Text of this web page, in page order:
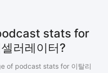
stats for
러레이터?
of podcast stats for 이탈리